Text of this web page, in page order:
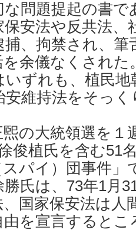
な問題提起の書で
安法や反共法、
、拘禁され、筆
余儀なくされ
ずれも、植民地
安維持法をそっ
の大統領選を１
俊植氏を含む51
パイ）団事件」
氏は、73年1月
国家保安法は人
を宣言するとこ